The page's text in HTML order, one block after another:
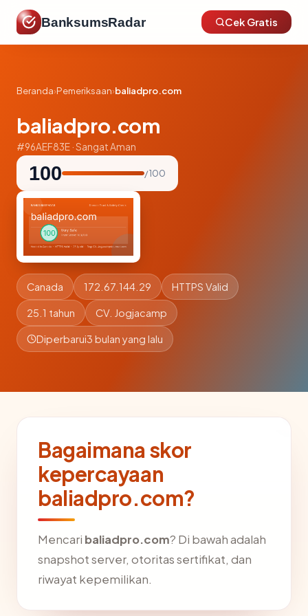
BanksumsRadar Cek Gratis
Beranda›Pemeriksaan›baliadpro.com
baliadpro.com
#96AEF83E · Sangat Aman
100 / 100
Canada 172.67.144.29 HTTPS Valid
25.1 tahun CV. Jogjacamp
Diperbarui3 bulan yang lalu
Bagaimana skor
kepercayaan
baliadpro.com?
Mencari baliadpro.com? Di bawah adalah
snapshot server, otoritas sertifikat, dan
riwayat kepemilikan.